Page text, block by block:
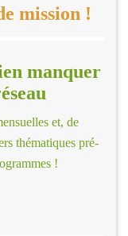
mission !
manquer
et, de
thématiques pré-
!